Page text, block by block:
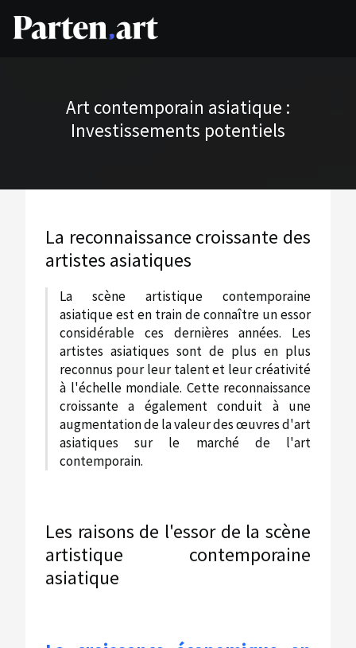
Art contemporain asiatique :
Investissements potentiels
La reconnaissance croissante des
artistes asiatiques
La scène artistique contemporaine
asiatique est en train de connaître un essor
considérable ces dernières années. Les
artistes asiatiques sont de plus en plus
reconnus pour leur talent et leur créativité
à l'échelle mondiale. Cette reconnaissance
croissante a également conduit à une
augmentation de la valeur des œuvres d'art
asiatiques sur le marché de l'art
contemporain.
Les raisons de l'essor de la scène
artistique contemporaine
asiatique